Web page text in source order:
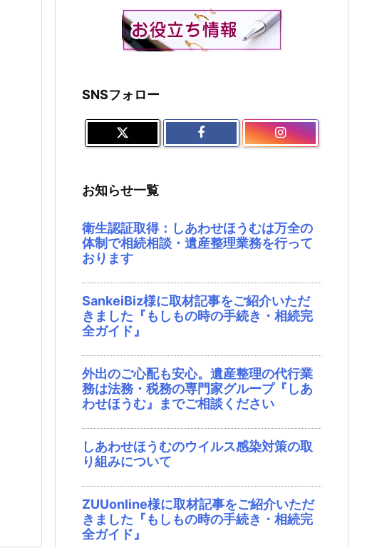
SNSフォロー
お知らせ一覧
衛生認証取得：しあわせほうむは万全の
体制で相続相談・遺産整理業務を行って
おります
SankeiBiz様に取材記事をご紹介いただ
きました『もしもの時の手続き・相続完
全ガイド』
外出のご心配も安心。遺産整理の代行業
務は法務・税務の専門家グループ『しあ
わせほうむ』までご相談ください
しあわせほうむのウイルス感染対策の取
り組みについて
ZUUonline様に取材記事をご紹介いただ
きました『もしもの時の手続き・相続完
全ガイド』